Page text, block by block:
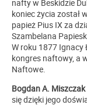
nafty w Beskidzie
koniec życia został
papież Pius IX za
Szambelana
W roku 1877 Ignacy
kongres naftowy, a
Naftowe.
Bogdan A. Miszczak
się dzięki jego